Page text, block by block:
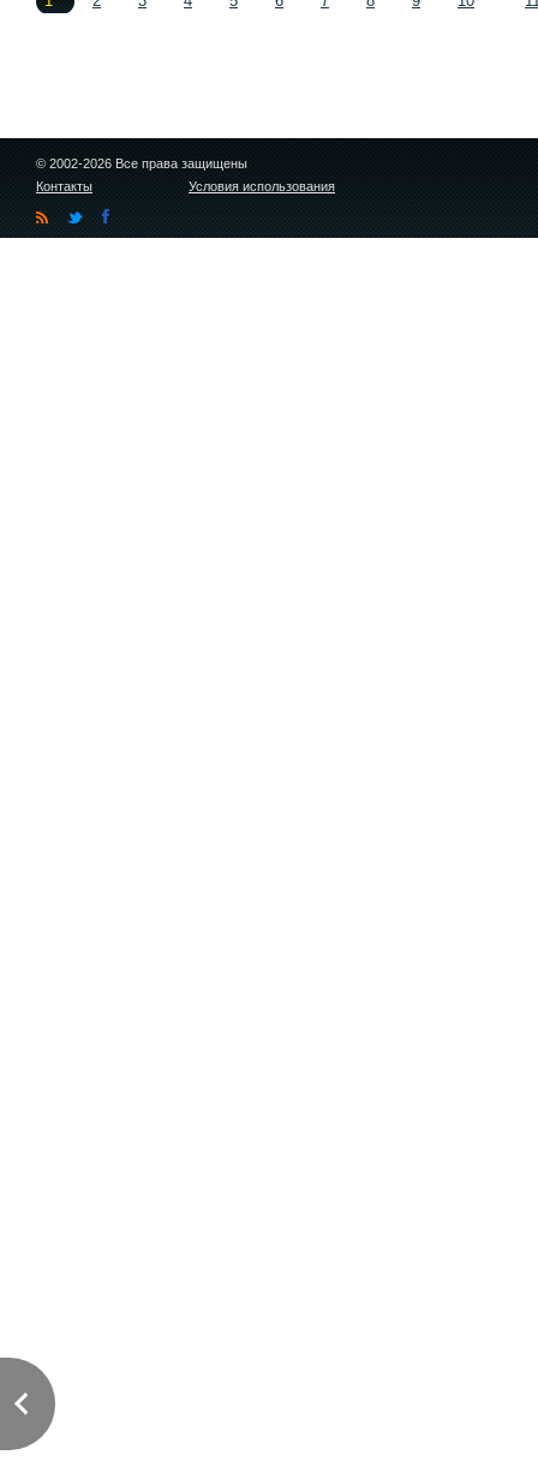
© 2002-2026 Все права защищены
Контакты
Условия использования